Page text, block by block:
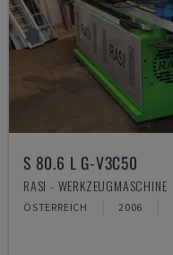
S 80.6 L G-V3C50
RASI - WERKZEUGMASCHINE
ÖSTERREICH 2006